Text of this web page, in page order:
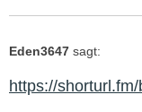
Eden3647 sagt:
https://shorturl.fm/